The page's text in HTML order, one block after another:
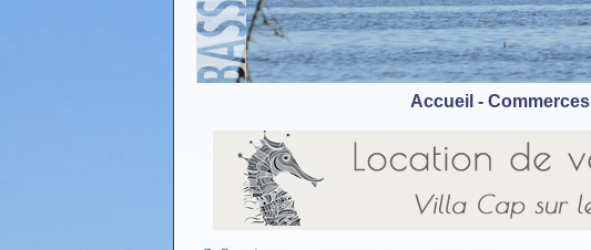
Accueil - Commerces